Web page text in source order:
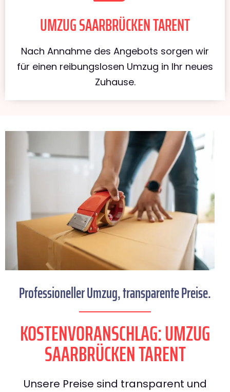
UMZUG SAARBRÜCKEN TARENT
Nach Annahme des Angebots sorgen wir
für einen reibungslosen Umzug in Ihr neues
Zuhause.
Professioneller Umzug, transparente Preise.
KOSTENVORANSCHLAG: UMZUG
SAARBRÜCKEN TARENT
Unsere Preise sind transparent und